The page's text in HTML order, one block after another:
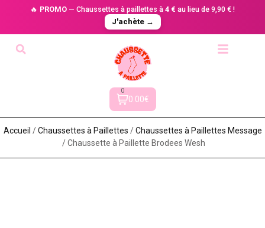
🔥 PROMO — Chaussettes à paillettes à 4 € au lieu de 9,90 € !
J'achète →
0
0.00€
Accueil /Chaussettes à Paillette​s /Chaussettes à Paillettes Message​
/ Chaussette à Paillette Brodees Wesh